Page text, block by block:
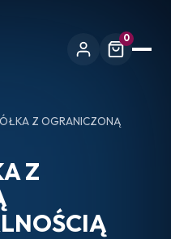
0
Z OGRANICZONĄ
Z